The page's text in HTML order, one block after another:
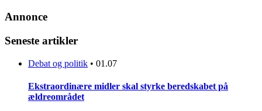
Annonce
Seneste artikler
Debat og politik • 01.07
Ekstraordinære midler skal styrke beredskabet på
ældreområdet